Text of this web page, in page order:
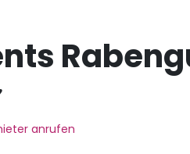
anrufen